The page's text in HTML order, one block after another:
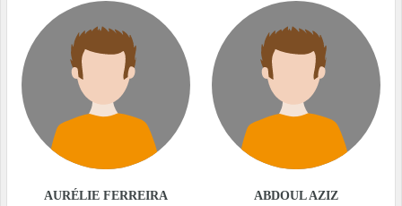
AURÉLIE FERREIRA ABDOUL AZIZ